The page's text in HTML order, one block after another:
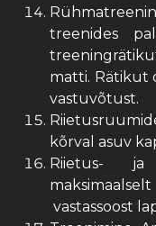
treenides
matti. Rätikut
vastuvõtust.
kõrval asuv
Riietus- ja
vastassoost